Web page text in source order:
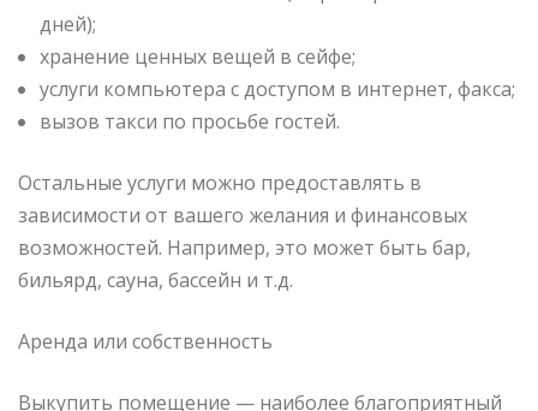
дней);
хранение ценных вещей в сейфе;
услуги компьютера с доступом в интернет, факса;
вызов такси по просьбе гостей.
Остальные услуги можно предоставлять в
зависимости от вашего желания и финансовых
возможностей. Например, это может быть бар,
бильярд, сауна, бассейн и т.д.
Аренда или собственность
Выкупить помещение — наиболее благоприятный